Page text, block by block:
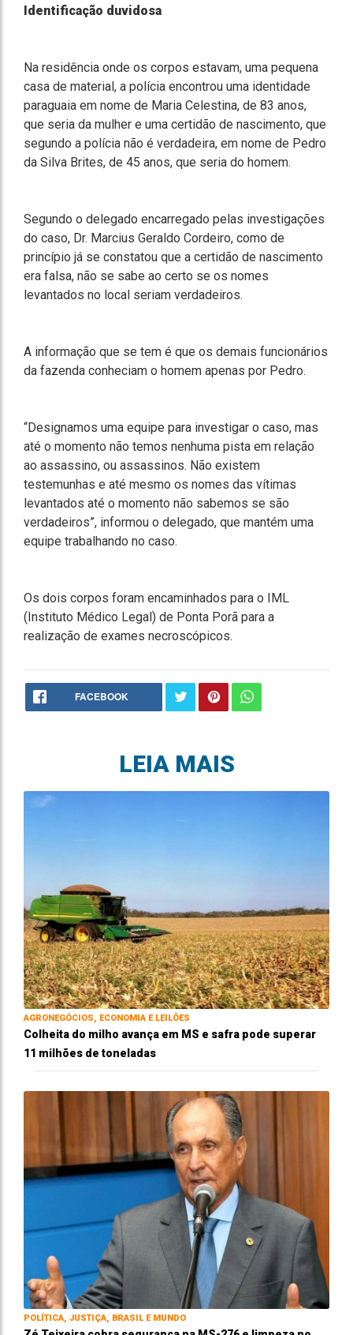
Identificação duvidosa
Na residência onde os corpos estavam, uma pequena
casa de material, a polícia encontrou uma identidade
paraguaia em nome de Maria Celestina, de 83 anos,
que seria da mulher e uma certidão de nascimento, que
segundo a polícia não é verdadeira, em nome de Pedro
da Silva Brites, de 45 anos, que seria do homem.
Segundo o delegado encarregado pelas investigações
do caso, Dr. Marcius Geraldo Cordeiro, como de
princípio já se constatou que a certidão de nascimento
era falsa, não se sabe ao certo se os nomes
levantados no local seriam verdadeiros.
A informação que se tem é que os demais funcionários
da fazenda conheciam o homem apenas por Pedro.
“Designamos uma equipe para investigar o caso, mas
até o momento não temos nenhuma pista em relação
ao assassino, ou assassinos. Não existem
testemunhas e até mesmo os nomes das vítimas
levantados até o momento não sabemos se são
verdadeiros”, informou o delegado, que mantém uma
equipe trabalhando no caso.
Os dois corpos foram encaminhados para o IML
(Instituto Médico Legal) de Ponta Porã para a
realização de exames necroscópicos.
FACEBOOK
LEIA MAIS
AGRONEGÓCIOS, ECONOMIA E LEILÕES
Colheita do milho avança em MS e safra pode superar
11 milhões de toneladas
POLÍTICA, JUSTIÇA, BRASIL E MUNDO